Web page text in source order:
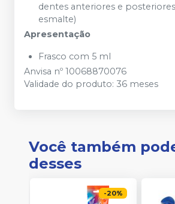
dentes anteriores e
esmalte)
Apresentação
Frasco com 5 ml
Anvisa nº 10068870076
Validade do produto: 36 meses
Você também
desses
-20%